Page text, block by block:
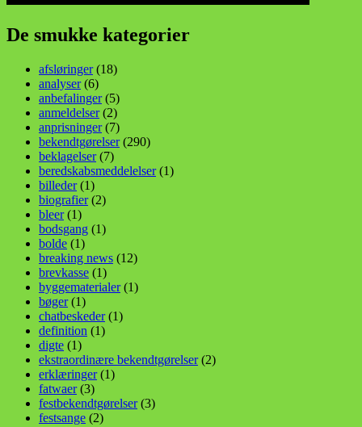
De smukke kategorier
afsløringer(18)
analyser(6)
anbefalinger(5)
anmeldelser(2)
anprisninger(7)
bekendtgørelser(290)
beklagelser(7)
beredskabsmeddelelser(1)
billeder(1)
biografier(2)
bleer(1)
bodsgang (1)
bolde (1)
breaking news (12)
brevkasse (1)
byggematerialer(1)
bøger(1)
chatbeskeder(1)
definition (1)
digte (1)
ekstraordinære bekendtgørelser(2)
erklæringer(1)
fatwaer(3)
festbekendtgørelser(3)
festsange (2)